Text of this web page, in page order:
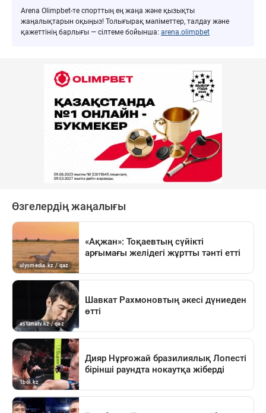
Arena Olimpbet-те спорттың ең жаңа және қызықты
жаңалықтарын оқыңыз! Толығырақ мәліметтер, талдау және
қажеттінің барлығы — сілтеме бойынша: arena.olimpbet